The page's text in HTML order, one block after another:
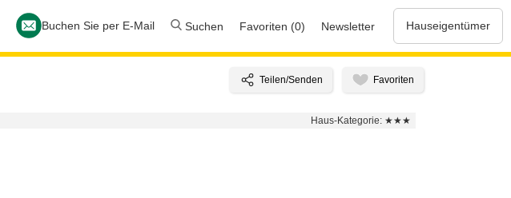
Buchen Sie per E-Mail Suchen Favoriten (0) Newsletter Hauseigentümer
Haus-Kategorie: ★★★